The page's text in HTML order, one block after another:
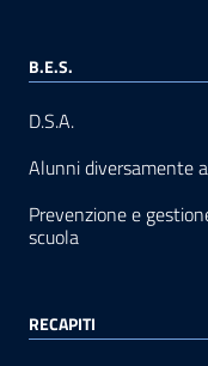
B.E.S.
D.S.A.
Alunni diversamente
Prevenzione e
scuola
RECAPITI